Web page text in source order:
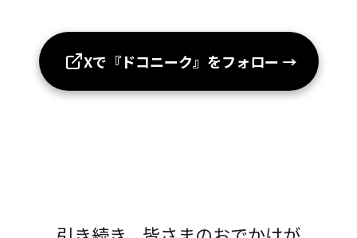
Xで『ドコニーク』をフォロー →